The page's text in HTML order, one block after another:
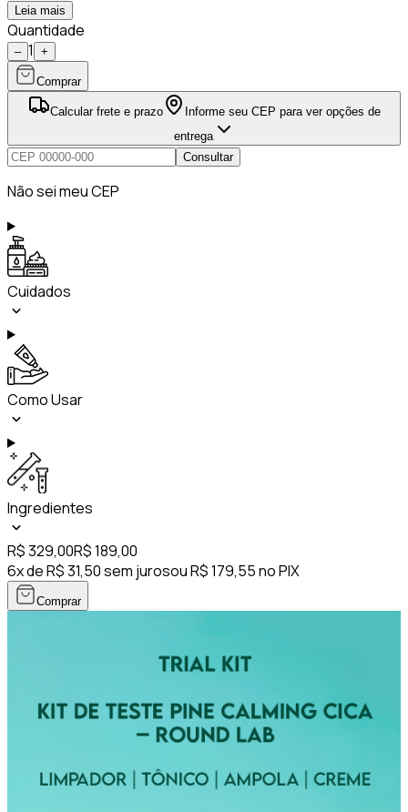
Leia mais
Quantidade
– 1 +
Comprar
Calcular frete e prazo
Informe seu CEP para ver opções de
entrega
Consultar
Não sei meu CEP
Cuidados
Como Usar
Ingredientes
R$ 329,00R$ 189,00
6x de R$ 31,50 sem jurosou R$ 179,55 no PIX
Comprar